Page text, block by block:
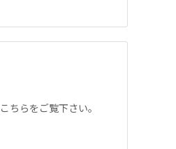
ちらをご覧下さい。